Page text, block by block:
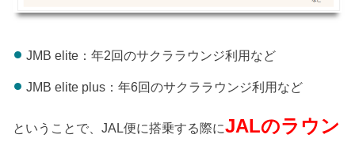
JMB elite：年2回のサクララウンジ利用など
JMB elite plus：年6回のサクララウンジ利用など
ということで、JAL便に搭乗する際にJALのラウン